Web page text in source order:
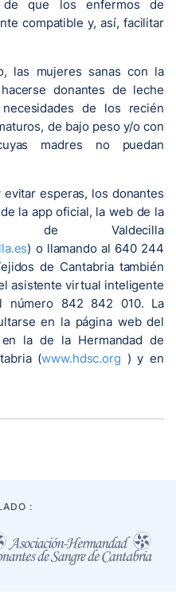
de que los enfermos de
compatible y, así, facilitar
las mujeres sanas con la
donantes de leche
de los recién
de bajo peso y/o con
madres no puedan
esperas, los donantes
la app oficial, la web de la
de Valdecilla
) o llamando al 640 244
de Cantabria también
asistente virtual inteligente
número 842 842 010. La
en la página web del
la de la Hermandad de
(www.hdsc.org ) y en
: